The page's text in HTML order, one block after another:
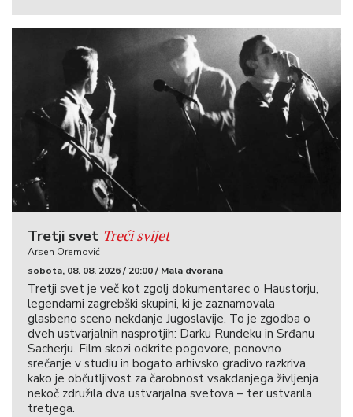
Tretji svet Treći svijet
Arsen Oremović
sobota, 08. 08. 2026 / 20:00 / Mala dvorana
Tretji svet je več kot zgolj dokumentarec o Haustorju,
legendarni zagrebški skupini, ki je zaznamovala
glasbeno sceno nekdanje Jugoslavije. To je zgodba o
dveh ustvarjalnih nasprotjih: Darku Rundeku in Srđanu
Sacherju. Film skozi odkrite pogovore, ponovno
srečanje v studiu in bogato arhivsko gradivo razkriva,
kako je občutljivost za čarobnost vsakdanjega življenja
nekoč združila dva ustvarjalna svetova – ter ustvarila
tretjega.